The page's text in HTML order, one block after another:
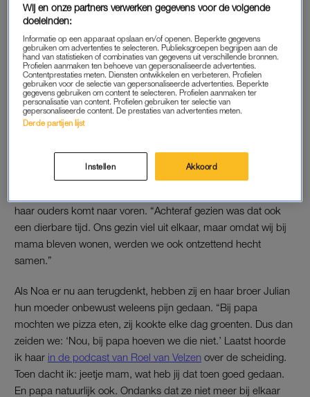
Maar soms schrijft Linda iets in haar editorial wat ze van Noa
wel achterwege had mogen laten. Ze vertelt: “Zo schreef ze
dat ik na mijn eindexamen gymnasium naar Chersonissos ging
en zij condooms in mijn tas had gedaan. Dat hóéf je niet te
vertellen, hè? En toen ze inLinda’s Zomerweekheel erg met
Anouk ging meepraten over die 23 centimeter van haar
mannen, heb ik me ook wel een beetje geschaamd.”
HERINNERINGEN
Noa noemt familievakanties als haar meest dierbare
haar ouders komt naar voren. “Achteraf gezien was dat ook
een dierbare tijd. Ons gezin viel uit elkaar, maar omdat wij bij
mama bleven wonen, werden we ook ontzettend hecht
samen.”
Als Noa er nu aan terugdenkt, hebben zij en haar broer Julian
hun moeder onbewust weleens pijn gedaan. “Bij papa
mochten we pizza eten, zij kookte elke dag groenten. Dus dan
zeiden we: ‘Nou, bij papa hoeven we die niet.’ Laatst hoorde
ik haar in de podcast van Roel van Velzen over de scheiding.
Toen dacht ik: jeetje mam, wat heb jij dat toen goed gedaan.
En papa natuurlijk ook. Ondanks dat ze niet meer bij elkaar
Wij en onze partners verwerken gegevens voor de volgende
doeleinden:
Informatie op een apparaat opslaan en/of openen. Beperkte gegevens
gebruiken om advertenties te selecteren. Publieksgroepen begrijpen aan de
hand van statistieken of combinaties van gegevens uit verschillende bronnen.
Profielen aanmaken ten behoeve van gepersonaliseerde advertenties.
Contentprestaties meten. Diensten ontwikkelen en verbeteren. Profielen
gebruiken voor de selectie van gepersonaliseerde advertenties. Beperkte
gegevens gebruiken om content te selecteren. Profielen aanmaken ter
personalisatie van content. Profielen gebruiken ter selectie van
gepersonaliseerde content. De prestaties van advertenties meten.
Derde partijen lijst
Instellen Akkoord